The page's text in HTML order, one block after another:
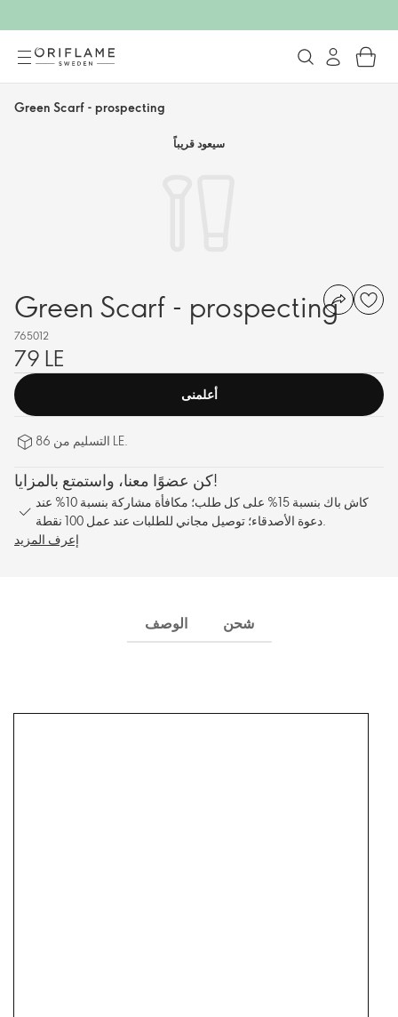
Green Scarf - prospecting
سيعود قريباً
Green Scarf - prospecting
765012
79 LE
أعلمنى
التسليم من 86 LE.
كن عضوًا معنا، واستمتع بالمزايا!
كاش باك بنسبة 15% على كل طلب؛ مكافأة مشاركة بنسبة 10% عند
دعوة الأصدقاء؛ توصيل مجاني للطلبات عند عمل 100 نقطة.
إعرف المزيد
الوصف شحن